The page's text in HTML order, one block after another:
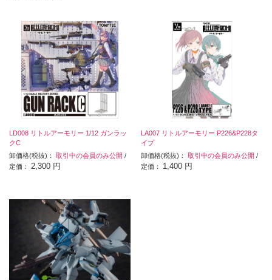
LD008 リトルアーモリー 1/12 ガンラッ
クC
卸価格(税抜)： 取引中の会員のみ公開 /
定価： 2,300 円
LA007 リトルアーモリー P226&P228タ
イプ
卸価格(税抜)：取引中の会員のみ公開 /
定価： 1,400 円